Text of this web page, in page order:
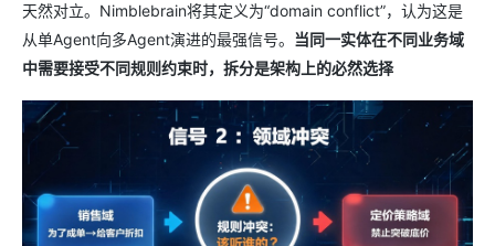
天然对立。Nimblebrain将其定义为“domain conflict”，认为这是
从单Agent向多Agent演进的最强信号。 当同一实体在不同业务域
中需要接受不同规则约束时，拆分是架构上的必然选择